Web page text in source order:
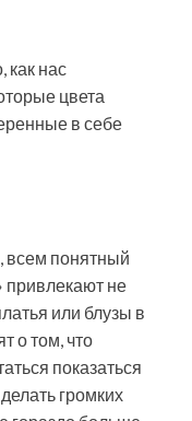
как нас
цвета
в себе
всем понятный
привлекают не
или блузы в
о том, что
показаться
громких